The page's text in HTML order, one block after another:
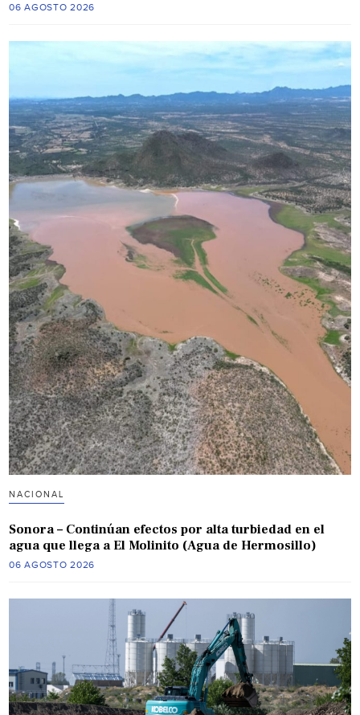
06 AGOSTO 2026
NACIONAL
Sonora – Continúan efectos por alta turbiedad en el
agua que llega a El Molinito (Agua de Hermosillo)
06 AGOSTO 2026